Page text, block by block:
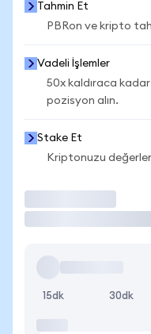
Tahmin Et
PBRon ve kripto
Vadeli İşlemler
50x kaldıraca
pozisyon alın.
Stake Et
Kriptonuzu
15dk 30dk